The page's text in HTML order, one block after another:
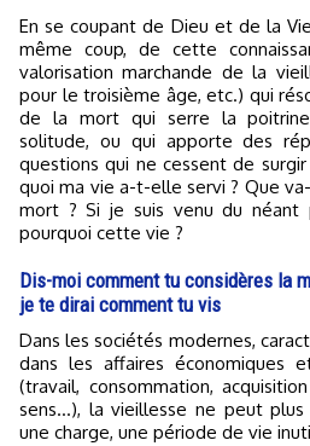
En se coupant de Dieu et de la
même coup, de cette
valorisation marchande de la
pour le troisième âge, etc.) qui
de la mort qui serre la
solitude, ou qui apporte des
questions qui ne cessent de
quoi ma vie a-t-elle servi ? Que
mort ? Si je suis venu du néant
pourquoi cette vie ?
Dis-moi comment tu considères la
je te dirai comment tu vis
Dans les sociétés modernes, caractérisées par l’engagement
dans les affaires économiques
(travail, consommation,
sens…), la vieillesse ne peut
une charge, une période de vie